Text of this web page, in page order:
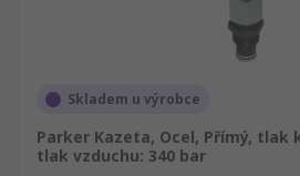
Skladem u výrobce
Parker Kazeta, Ocel, Přímý, tlak
tlak vzduchu: 340 bar